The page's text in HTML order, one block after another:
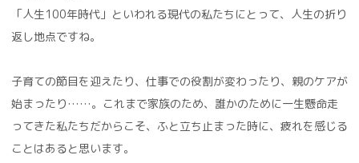
「人生100年時代」といわれる現代の私たちにとって、人生の折り
返し地点ですね。
子育ての節目を迎えたり、仕事での役割が変わったり、親のケアが
始まったり……。これまで家族のため、誰かのために一生懸命走
ってきた私たちだからこそ、ふと立ち止まった時に、疲れを感じる
ことはあると思います。